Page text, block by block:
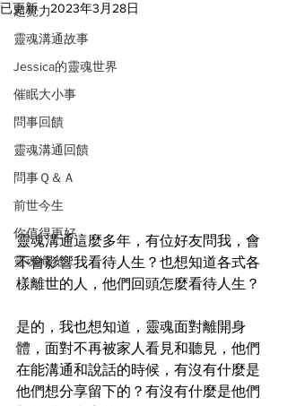
超覺力
靈魂溝通故事
Jessica的靈魂世界
催眠大小事
問事回饋
靈魂溝通回饋
問事Ｑ＆Ａ
前世今生
你值得更好
靈魂織光
已更新：2023年3月28日
靈魂溝通這麼多年，有位好友問我，會
不會影響我看待人生？也想知道各式各
樣離世的人，他們回頭怎麼看待人生？
是的，我也想知道，靈魂面對離開身
體，面對不再被家人看見和聽見，他們
在能溝通和說話的時候，有沒有什麼是
他們想分享留下的？有沒有什麼是他們